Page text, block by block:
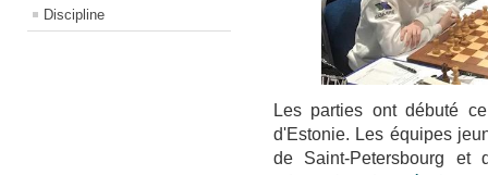
Discipline
Les parties ont débuté
d'Estonie. Les équipes
de Saint-Petersbourg et